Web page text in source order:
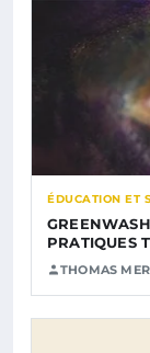
ÉDUCATION ET
PRATIQUES
THOMAS